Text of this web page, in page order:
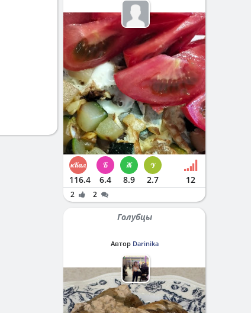
116.4 6.4 8.9 2.7 12
2 2
Голубцы
Автор Darinika